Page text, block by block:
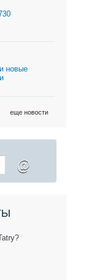
новые
еще новости
@